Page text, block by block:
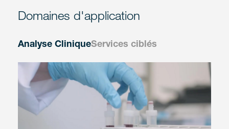
Domaines d'application
Analyse CliniqueServices ciblés